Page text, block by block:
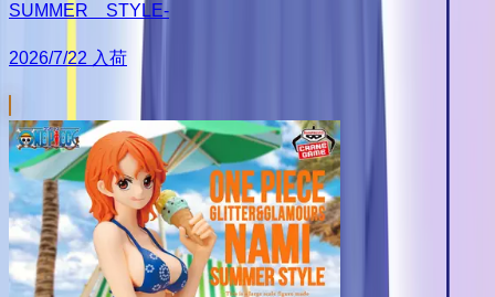
SUMMER STYLE-
2026/7/22 入荷